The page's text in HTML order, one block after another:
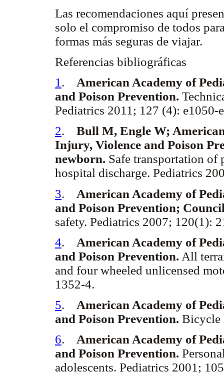
Las recomendaciones aquí
solo el compromiso de todos
formas más seguras de viajar.
Referencias bibliográficas
1 . American Academy of
and Poison Prevention.
Pediatrics 2011; 127 (4): e1050-
2. Bull M, Engle W;
Injury, Violence and Poison
newborn. Safe transportation of
hospital discharge. Pediatrics
3. American Academy of
and Poison Prevention;
safety. Pediatrics 2007; 120(1):
4. American Academy of
and Poison Prevention. All
and four wheeled unlicensed
1352-4.
5. American Academy of
and Poison Prevention. Bicycle
6. American Academy of
and Poison Prevention.
adolescents. Pediatrics 2001;